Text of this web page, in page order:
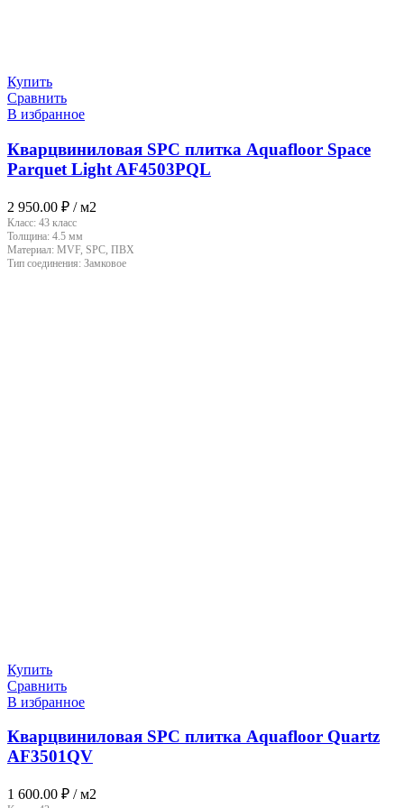
Купить
Сравнить
В избранное
Кварцвиниловая SPC плитка Aquafloor Space
Parquet Light AF4503PQL
2 950.00 ₽ / м2
Класс: 43 класс
Толщина: 4.5 мм
Материал: MVF, SPC, ПВХ
Тип соединения: Замковое
Купить
Сравнить
В избранное
Кварцвиниловая SPC плитка Aquafloor Quartz
AF3501QV
1 600.00 ₽ / м2